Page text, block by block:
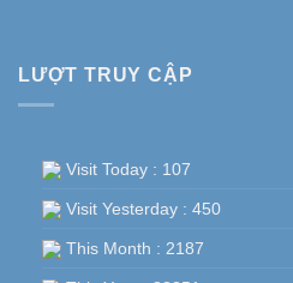
LƯỢT TRUY CẬP
Visit Today : 107
Visit Yesterday : 450
This Month : 2187